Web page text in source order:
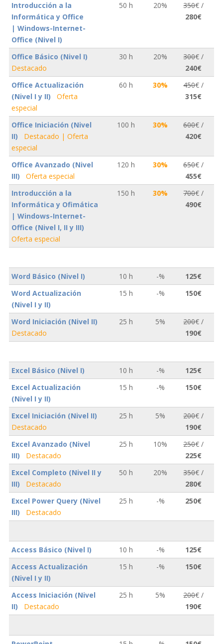
Introducción a la
Informática y Office
| Windows-Internet-
Office (Nivel I)
50 h 20% 350€ /
280€
Office Básico (Nivel I)
Destacado
30 h 20% 300€ /
240€
Office Actualización
(Nivel I y II)
Oferta
especial
60 h 30% 450€ /
315€
Office Iniciación (Nivel
II)
Destacado | Oferta
especial
100 h 30% 600€ /
420€
Office Avanzado (Nivel
III)
Oferta especial
120 h 30% 650€ /
455€
Introducción a la
Informática y Ofimática
| Windows-Internet-
Office (Nivel I, II y III)
Oferta especial
150 h 30% 700€ /
490€
Word Básico (Nivel I) 10 h -%
125€
Word Actualización
(Nivel I y II)
15 h -% 150€
Word Iniciación (Nivel II)
Destacado
25 h 5% 200€ /
190€
Excel Básico (Nivel I) 10 h -%
125€
Excel Actualización
(Nivel I y II)
15 h -% 150€
Excel Iniciación (Nivel II)
Destacado
25 h 5% 200€ /
190€
Excel Avanzado (Nivel
III)
Destacado
25 h 10% 250€ /
225€
Excel Completo (Nivel II y
III)
Destacado
50 h 20% 350€ /
280€
Excel Power Query (Nivel
III)
Destacado
25 h -% 250€
Access Básico (Nivel I) 10 h -%
125€
Access Actualización
(Nivel I y II)
15 h -% 150€
Access Iniciación (Nivel
II)
Destacado
25 h 5% 200€ /
190€